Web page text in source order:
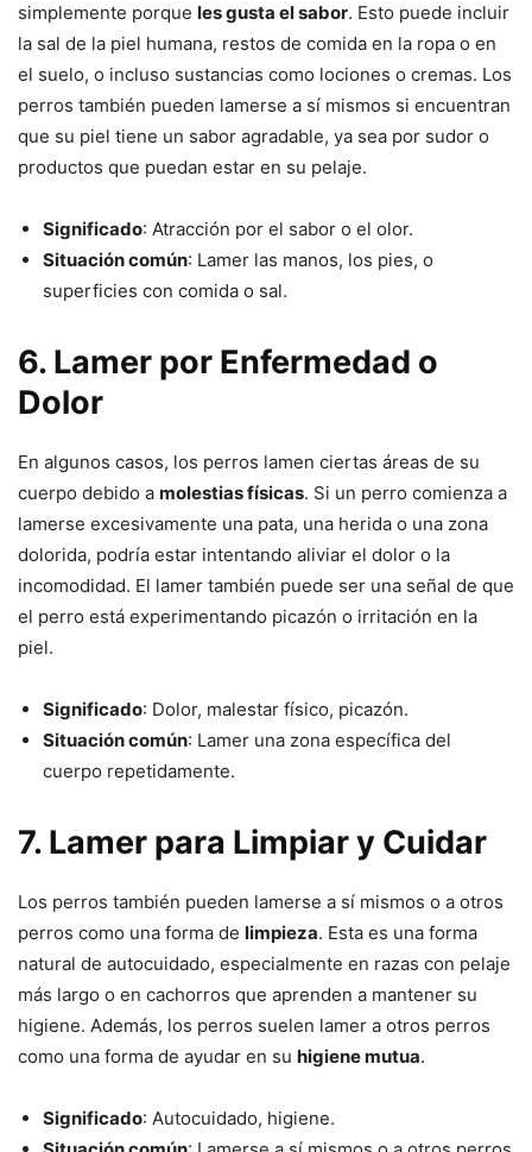
simplemente porque les gusta el sabor. Esto puede incluir
la sal de la piel humana, restos de comida en la ropa o en
el suelo, o incluso sustancias como lociones o cremas. Los
perros también pueden lamerse a sí mismos si encuentran
que su piel tiene un sabor agradable, ya sea por sudor o
productos que puedan estar en su pelaje.
Significado: Atracción por el sabor o el olor.
Situación común: Lamer las manos, los pies, o
superficies con comida o sal.
6. Lamer por Enfermedad o
Dolor
En algunos casos, los perros lamen ciertas áreas de su
cuerpo debido a molestias físicas. Si un perro comienza a
lamerse excesivamente una pata, una herida o una zona
dolorida, podría estar intentando aliviar el dolor o la
incomodidad. El lamer también puede ser una señal de que
el perro está experimentando picazón o irritación en la
piel.
Significado: Dolor, malestar físico, picazón.
Situación común: Lamer una zona específica del
cuerpo repetidamente.
7. Lamer para Limpiar y Cuidar
Los perros también pueden lamerse a sí mismos o a otros
perros como una forma de limpieza. Esta es una forma
natural de autocuidado, especialmente en razas con pelaje
más largo o en cachorros que aprenden a mantener su
higiene. Además, los perros suelen lamer a otros perros
como una forma de ayudar en su higiene mutua.
Significado: Autocuidado, higiene.